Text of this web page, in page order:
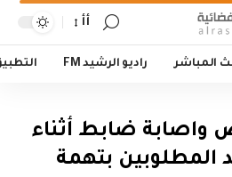
أأ
المباشر راديو الرشيد FM
ضابط أثناء
المطلوبين بتهمة